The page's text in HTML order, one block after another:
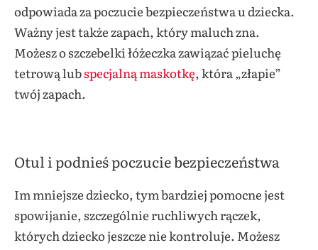
odpowiada za poczucie bezpieczeństwa u dziecka.
Ważny jest także zapach, który maluch zna.
Możesz o szczebelki łóżeczka zawiązać pieluchę
tetrową lubspecjalną maskotkę, która „złapie”
twój zapach.
Otul i podnieś poczucie bezpieczeństwa
Im mniejsze dziecko, tym bardziej pomocne jest
spowijanie, szczególnie ruchliwych rączek,
których dziecko jeszcze nie kontroluje. Możesz